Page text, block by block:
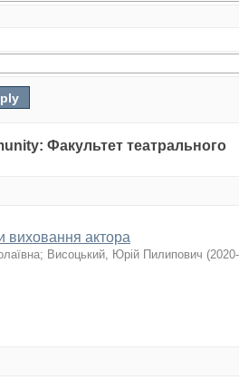
Факультет театрального
виховання актора
; Висоцький, Юрій Пилипович (